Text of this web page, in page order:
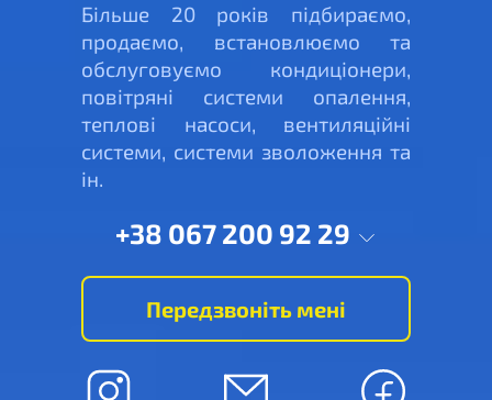
Більше 20 років підбираємо,
продаємо, встановлюємо та
обслуговуємо кондиціонери,
повітряні системи опалення,
теплові насоси, вентиляційні
системи, системи зволоження та
ін.
+38 067 200 92 29
Передзвоніть мені